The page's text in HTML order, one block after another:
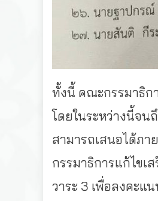
ทั้งนี้ คณะกรรมาธิก
โดยในระหว่างนี้จน
สามารถเสนอได้ภา
กรรมาธิการแก้ไขเ
วาระ 3 เพื่อลงคะแ